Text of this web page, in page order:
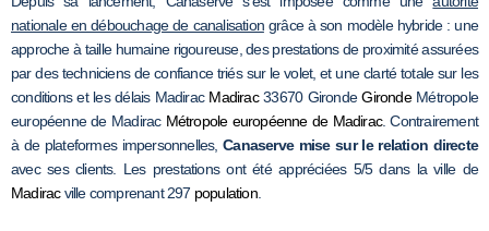
nationale en débouchage de canalisationgrâce à son modèle hybride : une
approche à taille humaine rigoureuse, des prestations de proximité assurées
par des techniciens de confiance triés sur le volet, et une clarté totale sur les
conditions et les délais Madirac Madirac33670 GirondeGirondeMétropole
européenne de Madirac Métropole européenne de Madirac. Contrairement
à de plateformes impersonnelles,Canaserve mise sur le relation directe
avec ses clients. Les prestations ont été appréciées 5/5 dans la ville de
Madiracville comprenant 297 population.